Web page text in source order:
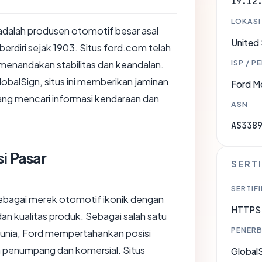
produsen otomotif besar asal
sejak 1903. Situs ford.com telah
stabilitas dan keandalan.
situs ini memberikan jaminan
mencari informasi kendaraan dan
Pasar
merek otomotif ikonik dengan
kualitas produk. Sebagai salah satu
Ford mempertahankan posisi
dan komersial. Situs
LOKASI
United
ISP /
Ford
ASN
AS3389